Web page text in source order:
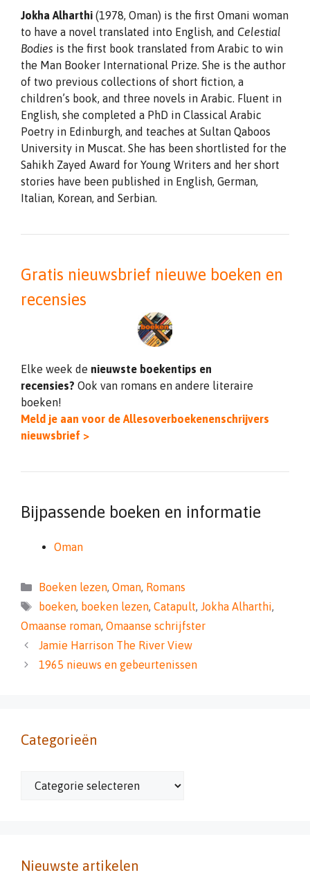
Jokha Alharthi (1978, Oman) is the first Omani woman
to have a novel translated into English, and Celestial
Bodies is the first book translated from Arabic to win
the Man Booker International Prize. She is the author
of two previous collections of short fiction, a
children’s book, and three novels in Arabic. Fluent in
English, she completed a PhD in Classical Arabic
Poetry in Edinburgh, and teaches at Sultan Qaboos
University in Muscat. She has been shortlisted for the
Sahikh Zayed Award for Young Writers and her short
stories have been published in English, German,
Italian, Korean, and Serbian.
Gratis nieuwsbrief nieuwe boeken en
recensies
Elke week de nieuwste boekentips en
recensies? Ook van romans en andere literaire
boeken!
Meld je aan voor de Allesoverboekenenschrijvers
nieuwsbrief >
Bijpassende boeken en informatie
Oman
Categorieën
Boeken lezen, Oman, Romans
Tags
boeken, boeken lezen, Catapult, Jokha Alharthi,
Omaanse roman, Omaanse schrijfster
Jamie Harrison The River View
1965 nieuws en gebeurtenissen
Categorieën
Categorieën
Nieuwste artikelen